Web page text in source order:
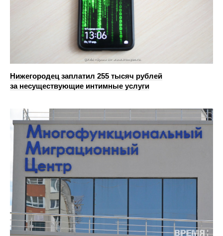
Нижегородец заплатил 255 тысяч рублей
за несуществующие интимные услуги